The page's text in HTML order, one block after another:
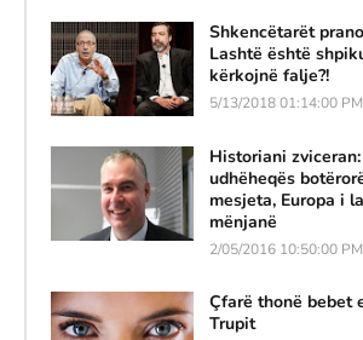
Shkencëtarët
Lashtë është
kërkojnë falje?!
5/13/2018 01:14:00 PM
Historiani
udhëheqës
mesjeta, Europa i
mënjanë
2/05/2016 10:50:00 PM
Çfarë thonë bebet
Trupit